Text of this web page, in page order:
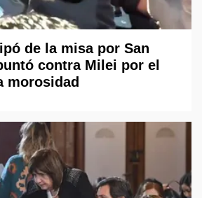
de la misa por San
contra Milei por el
morosidad